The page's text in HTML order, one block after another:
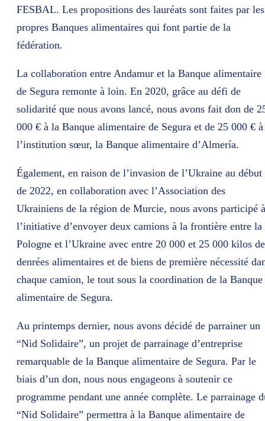
FESBAL. Les propositions des lauréats sont faites par les
propres Banques alimentaires qui font partie de la
fédération.
La collaboration entre Andamur et la Banque alimentaire
de Segura remonte à loin. En 2020, grâce au défi de
solidarité que nous avons lancé, nous avons fait don de
000 € à la Banque alimentaire de Segura et de 25 000 € à
l’institution sœur, la Banque alimentaire d’Almería.
Également, en raison de l’invasion de l’Ukraine au début
de 2022, en collaboration avec l’Association des
Ukrainiens de la région de Murcie, nous avons participé à
l’initiative d’envoyer deux camions à la frontière entre la
Pologne et l’Ukraine avec entre 20 000 et 25 000 kilos de
denrées alimentaires et de biens de première nécessité
chaque camion, le tout sous la coordination de la Banque
alimentaire de Segura.
Au printemps dernier, nous avons décidé de parrainer un
“Nid Solidaire”, un projet de parrainage d’entreprise
remarquable de la Banque alimentaire de Segura. Par le
biais d’un don, nous nous engageons à soutenir ce
programme pendant une année complète. Le parrainage
“Nid Solidaire” permettra à la Banque alimentaire de